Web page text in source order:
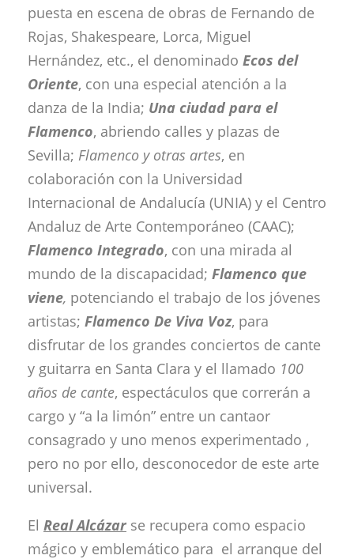
puesta en escena de obras de Fernando de
Rojas, Shakespeare, Lorca, Miguel
Hernández, etc., el denominado Ecos del
Oriente, con una especial atención a la
danza de la India; Una ciudad para el
Flamenco, abriendo calles y plazas de
Sevilla; Flamenco y otras artes, en
colaboración con la Universidad
Internacional de Andalucía (UNIA) y el Centro
Andaluz de Arte Contemporáneo (CAAC);
Flamenco Integrado, con una mirada al
mundo de la discapacidad; Flamenco que
viene, potenciando el trabajo de los jóvenes
artistas; Flamenco De Viva Voz, para
disfrutar de los grandes conciertos de cante
y guitarra en Santa Clara y el llamado 100
años de cante, espectáculos que correrán a
cargo y “a la limón” entre un cantaor
consagrado y uno menos experimentado ,
pero no por ello, desconocedor de este arte
universal.
El Real Alcázar se recupera como espacio
mágico y emblemático para el arranque del